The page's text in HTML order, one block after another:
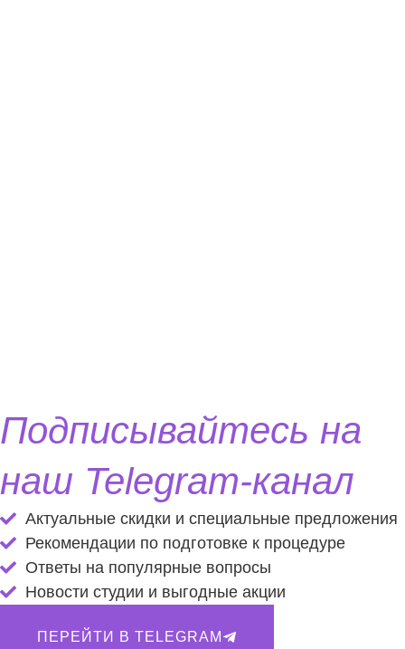
Подписывайтесь на
наш Telegram-канал
Актуальные скидки и специальные предложения
Рекомендации по подготовке к процедуре
Ответы на популярные вопросы
Новости студии и выгодные акции
ПЕРЕЙТИ В TELEGRAM